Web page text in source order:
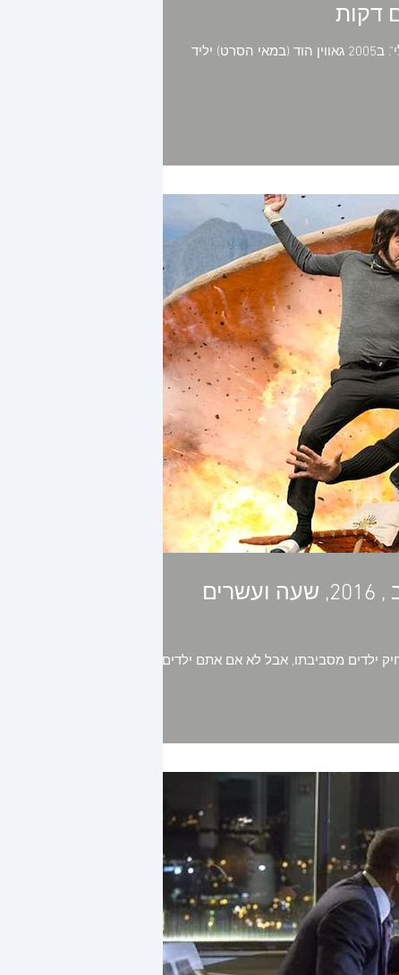
"מותחן איכותי, זהו לא סרט מלחמה אלא סרט על מלחמה בעידן דיגיטלי". ב2005 גאווין הוד (במאי הסרט) יליד
"גרימסבי" (The Brothers Grimsby) , ארה"ב , 2016, שעה ועשרים
ילדים מסביבתו, אבל לא אם אתם ילדים